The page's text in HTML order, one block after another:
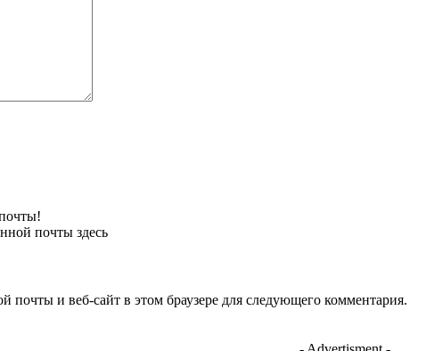
почты здесь
почты и веб-сайт в этом браузере для следующего комментария.